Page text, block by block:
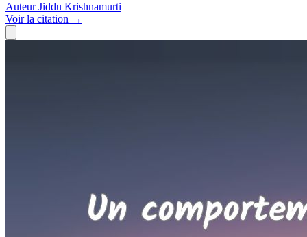
Auteur Jiddu Krishnamurti
Voirla citation →